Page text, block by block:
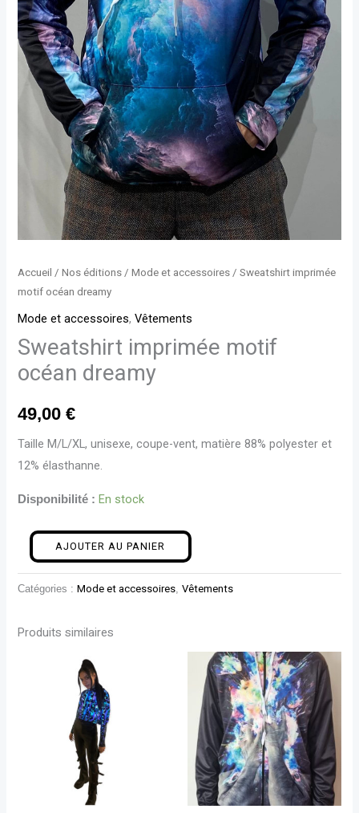
Accueil /Nos éditions /Mode et accessoires / Sweatshirt imprimée
motif océan dreamy
Mode et accessoires,Vêtements
Sweatshirt imprimée motif
océan dreamy
49,00€
Taille M/L/XL, unisexe, coupe-vent, matière 88% polyester et
12% élasthanne.
Disponibilité : En stock
AJOUTER AU PANIER
Catégories :Mode et accessoires ,Vêtements
Produits similaires